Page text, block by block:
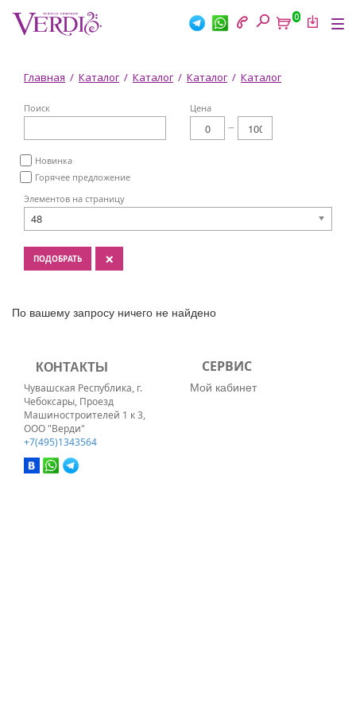
основному
0
Вы
здесь
Главная / Каталог / Каталог / Каталог / Каталог
Поиск Цена
Новинка
Горячее предложение
Элементов на страницу
48
ПОДОБРАТЬ ×
По вашему запросу ничего не найдено
КОНТАКТЫ
Чувашская Республика, г.
Чебоксары, Проезд
Машиностроителей 1 к 3,
ООО "Верди"
+7(495)1343564
СЕРВИС
Мой кабинет